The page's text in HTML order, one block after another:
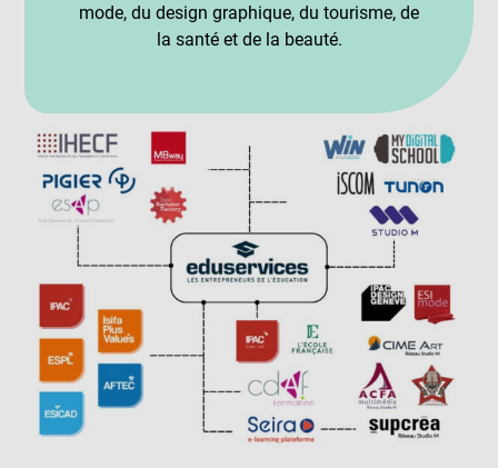
mode, du design graphique, du tourisme, de
la santé et de la beauté.